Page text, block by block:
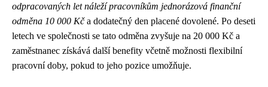
odpracovaných let náleží pracovníkům jednorázová finanční
odměna 10 000 Kča dodatečný den placené dovolené. Po deseti
letech ve společnosti se tato odměna zvyšuje na 20 000 Kč a
zaměstnanec získává další benefity včetně možnosti flexibilní
pracovní doby, pokud to jeho pozice umožňuje.